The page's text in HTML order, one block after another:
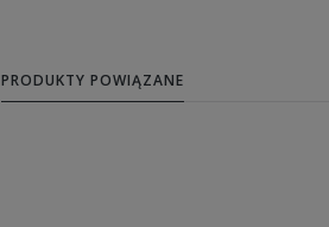
PRODUKTY POWIĄZANE